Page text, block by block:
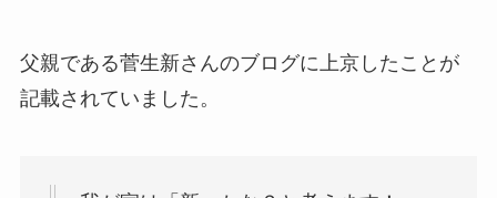
父親である菅生新さんのブログに上京したことが
記載されていました。